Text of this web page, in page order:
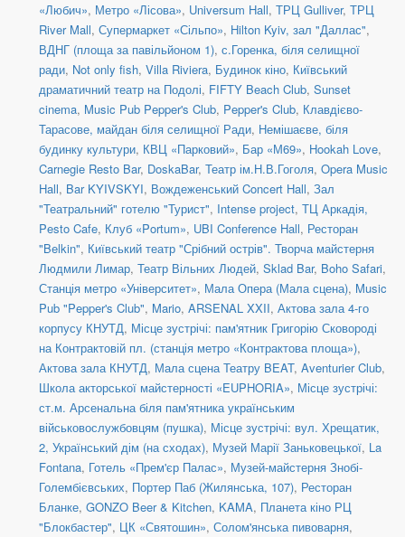
«Любич», Метро «Лісова», Universum Hall, ТРЦ Gulliver, ТРЦ
River Mall, Супермаркет «Сільпо», Hilton Kyiv, зал "Даллас",
ВДНГ (площа за павільйоном 1), с.Горенка, біля селищної
ради, Not only fish, Villa Riviera, Будинок кіно, Київський
драматичний театр на Подолі, FIFTY Beach Club, Sunset
cinema, Music Pub Pepper's Club, Pepper's Club, Клавдієво-
Тарасове, майдан біля селищної Ради, Немішаєве, біля
будинку культури, КВЦ «Парковий», Бар «М69», Hookah Love,
Carnegie Resto Bar, DoskaBar, Театр ім.Н.В.Гоголя, Opera Music
Hall, Bar KYIVSKYI, Вождеженський Concert Hall, Зал
"Театральний" готелю "Турист", Intense project, ТЦ Аркадія,
Pesto Cafe, Клуб «Portum», UBI Conference Hall, Ресторан
"Belkin", Київський театр "Срібний острів". Творча майстерня
Людмили Лимар, Театр Вільних Людей, Sklad Bar, Boho Safari,
Станція метро «Університет», Мала Опера (Мала сцена), Music
Pub "Pepper's Club", Mario, ARSENAL XXII, Актова зала 4-го
корпусу КНУТД, Місце зустрічі: пам'ятник Григорію Сковороді
на Контрактовій пл. (станція метро «Контрактова площа»),
Актова зала КНУТД, Мала сцена Театру BEAT, Aventurier Club,
Школа акторської майстерності «EUPHORIA», Місце зустрічі:
ст.м. Арсенальна біля пам'ятника українським
військовослужбовцям (пушка), Місце зустрічі: вул. Хрещатик,
2, Український дім (на сходах), Музей Марії Заньковецької, La
Fontana, Готель «Прем'єр Палас», Музей-майстерня Знобі-
Голембієвських, Портер Паб (Жилянська, 107), Ресторан
Бланке, GONZO Beer & Kitchen, KAMA, Планета кіно РЦ
"Блокбастер", ЦК «Святошин», Солом'янська пивоварня,